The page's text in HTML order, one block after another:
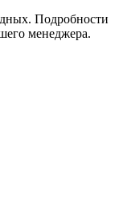
Подробности
менеджера.